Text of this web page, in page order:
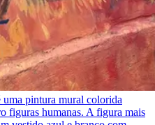
uma pintura mural colorida
figuras humanas. A figura mais